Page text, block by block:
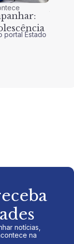
portal Estado
notícias,
na